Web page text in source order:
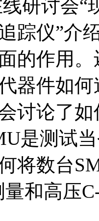
研讨会“
踪仪”介
的作用
器件如
讨论了
是测试
将数台
和高压